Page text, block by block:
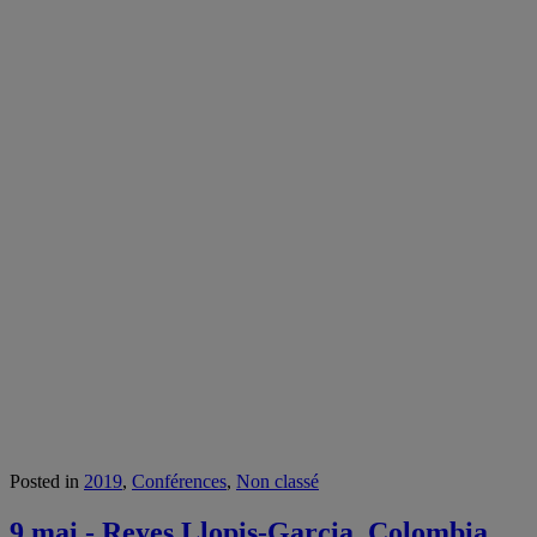
Posted in 2019, Conférences, Non classé